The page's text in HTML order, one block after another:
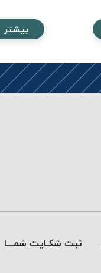
بیشتر
ثبت شکـایت شمـــا